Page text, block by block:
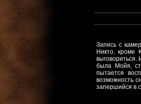
Запись с
Никто, кроме
выговориться.
была Мойя,
пытается
возможность
запершийся в